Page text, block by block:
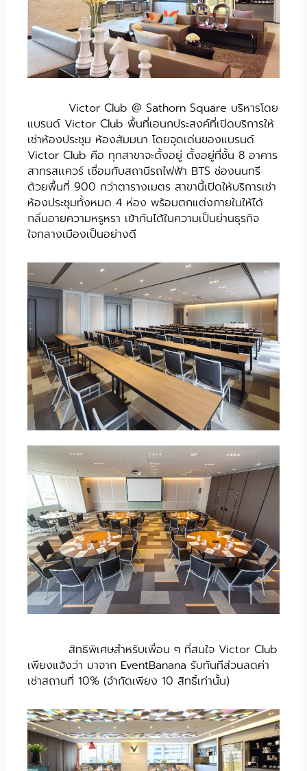
Victor Club @ Sathorn Square บริหารโดย
แบรนด์ Victor Club พื้นที่เอนกประสงค์ที่เปิดบริการให้
เช่าห้องประชุม ห้องสัมมนา โดยจุดเด่นของแบรนด์
Victor Club คือ ทุกสาขาจะตั้งอยู่ ตั้งอยู่ที่ชั้น 8 อาคาร
สาทรสเเควร์ เชื่อมกับสถานีรถไฟฟ้า BTS ช่องนนทรี
ด้วยพื้นที่ 900 กว่าตารางเมตร สาขานี้เปิดให้บริการเช่า
ห้องประชุมทั้งหมด 4 ห่อง พร้อมตกแต่งภายในให้ได้
กลิ่นอายความหรูหรา เข้ากันได้ในความเป็นย่านธุรกิจ
ใจกลางเมืองเป็นอย่างดี
สิทธิพิเศษสำหรับเพื่อน ๆ ที่สนใจ Victor Club
เพียงแจ้งว่า มาจาก EventBanana รับทันทีส่วนลดค่า
เช่าสถานที่ 10% (จำกัดเพียง 10 สิทธิ์เท่านั้น)